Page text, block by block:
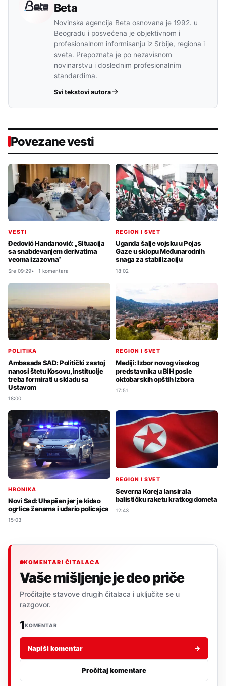
Beta
Novinska agencija Beta osnovana je 1992. u
Beogradu i posvećena je objektivnom i
profesionalnom informisanju iz Srbije, regiona i
sveta. Prepoznata je po nezavisnom
novinarstvu i doslednim profesionalnim
standardima.
Svi tekstovi autora
Povezane vesti
VESTI
Đedović Handanović: „Situacija
sa snabdevanjem derivatima
veoma izazovna“
Sre 09:29 1 komentara
REGION I SVET
Uganda šalje vojsku u Pojas
Gaze u sklopu Međunarodnih
snaga za stabilizaciju
18:02
POLITIKA
Ambasada SAD: Politički zastoj
nanosi štetu Kosovu, institucije
treba formirati u skladu sa
Ustavom
18:00
REGION I SVET
Mediji: Izbor novog visokog
predstavnika u BiH posle
oktobarskih opštih izbora
17:51
HRONIKA
Novi Sad: Uhapšen jer je kidao
ogrlice ženama i udario policajca
15:03
REGION I SVET
Severna Koreja lansirala
balističku raketu kratkog dometa
12:43
KOMENTARI ČITALACA
Vaše mišljenje je deo priče
Pročitajte stavove drugih čitalaca i uključite se u
razgovor.
1KOMENTAR
Napiši komentar →
Pročitaj komentare